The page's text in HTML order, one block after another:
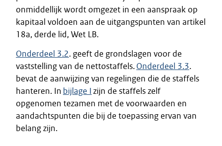
onmiddellijk wordt omgezet in een aanspraak op
kapitaal voldoen aan de uitgangspunten van artikel
18a, derde lid, Wet LB.
Onderdeel 3.2. geeft de grondslagen voor de
vaststelling van de nettostaffels.Onderdeel 3.3.
bevat de aanwijzing van regelingen die de staffels
hanteren. In bijlage Izijn de staffels zelf
opgenomen tezamen met de voorwaarden en
aandachtspunten die bij de toepassing ervan van
belang zijn.